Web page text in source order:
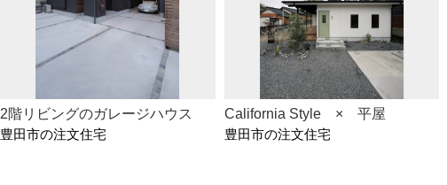
2階リビングのガレージハウス
豊田市の注文住宅
California Style × 平屋
豊田市の注文住宅